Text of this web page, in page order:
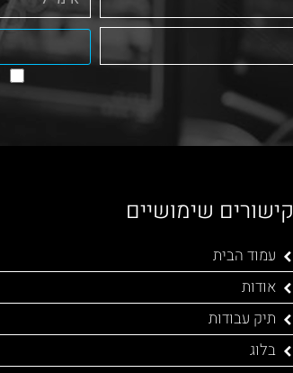
קישורים שימושיים
עמוד הבית
אודות
תיק עבודות
בלוג